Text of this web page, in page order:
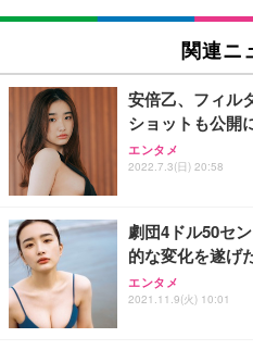
SIHOO B100 オフ
ュチェア 人間工学
￥27,999
Sezlife オフィスチ
ワーク チェア 強化
能 人間工学 椅子
務用 おしゃれ パ
Sezlife オフィスチ
ワーク チェア 強化
能 人間工学 椅子
EIZO ビジネス向
￥109,572
【純正品】27"ゲー
フック付き（CFI-
【整備済み品】
ー フルHD（
ort/VGA スピーカ
Amazonベーシッ
x2袋(84枚) ホワイ
￥3,234
ネオ・ルーライフ
り 単品
Smart Basic(スマ
限定】 Smart
超厚型 お徳用 ワイ
関連ニ
安倍乙、フィル
ショットも公開
エンタメ
2022.7.3(日) 20:58
劇団4ドル50セ
的な変化を遂げ
エンタメ
2021.11.9(火) 10:01